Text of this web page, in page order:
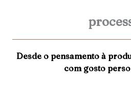
Desde o pensamento à
com gosto